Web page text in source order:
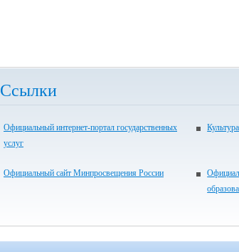
Ссылки
Официальный интернет-портал государственных
услуг
Официальный сайт Минпросвещения России